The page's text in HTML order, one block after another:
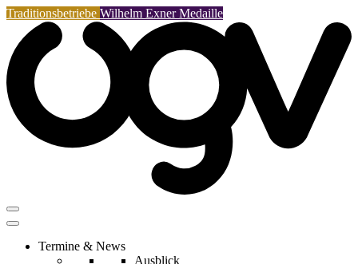
Traditionsbetriebe Wilhelm Exner Medaille
Termine & News
Ausblick